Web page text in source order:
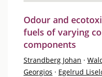
Odour and
fuels of varying
components
Strandberg Johan ·
Georgios · Egelrud